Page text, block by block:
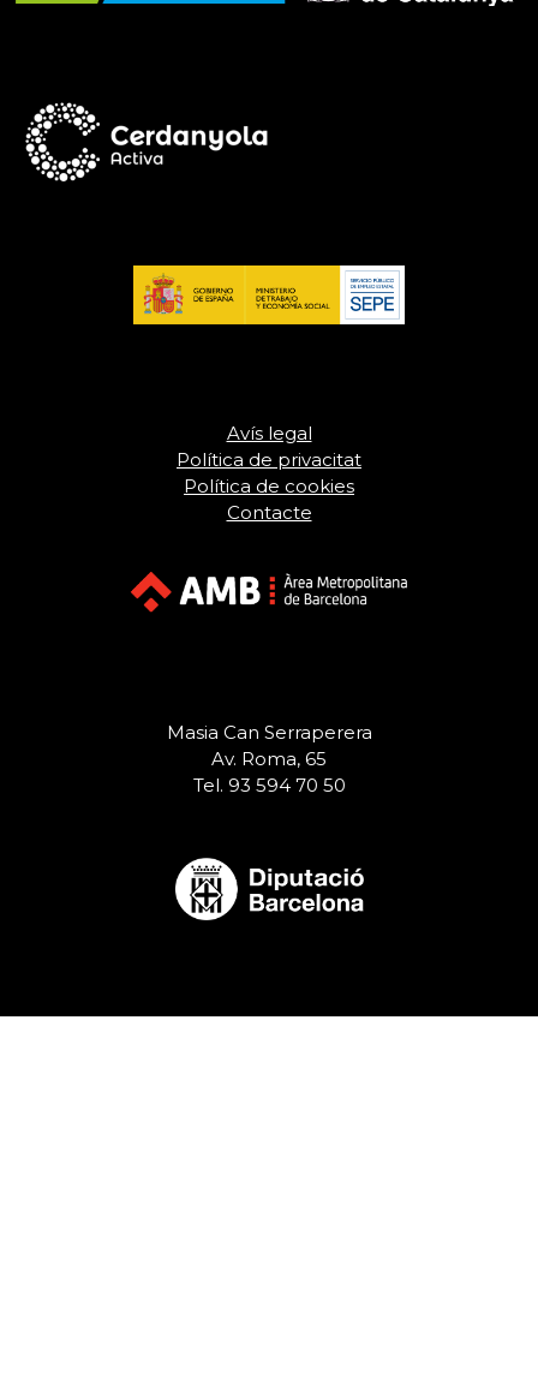
Avís legal
Política de privacitat
Política de cookies
Contacte
Masia Can Serraperera
Av. Roma, 65
Tel. 93 594 70 50